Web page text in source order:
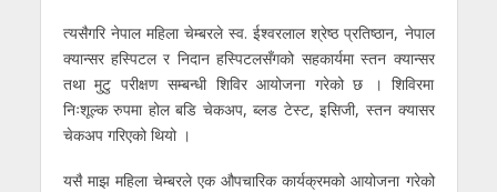
त्यसैगरि नेपाल महिला चेम्बरले स्व. ईश्वरलाल श्रेष्ठ प्रतिष्ठान, नेपाल
क्यान्सर हस्पिटल र निदान हस्पिटलसँगको सहकार्यमा स्तन क्यान्सर
तथा मुटु परीक्षण सम्बन्धी शिविर आयोजना गरेको छ । शिविरमा
निःशूल्क रुपमा होल बडि चेकअप, ब्लड टेस्ट, इसिजी, स्तन क्यासर
चेकअप गरिएको थियो ।
यसै माझ महिला चेम्बरले एक औपचारिक कार्यक्रमको आयोजना गरेको